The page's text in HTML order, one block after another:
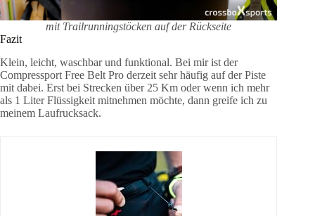
mit Trailrunningstöcken auf der Rückseite
Fazit
Klein, leicht, waschbar und funktional. Bei mir ist der
Compressport Free Belt Pro derzeit sehr häufig auf der Piste
mit dabei. Erst bei Strecken über 25 Km oder wenn ich mehr
als 1 Liter Flüssigkeit mitnehmen möchte, dann greife ich zu
meinem Laufrucksack.